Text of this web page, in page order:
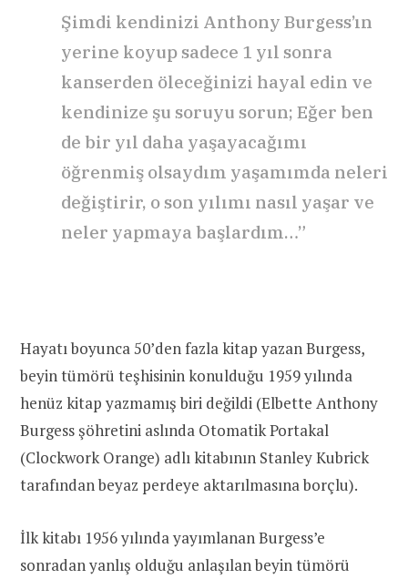
Şimdi kendinizi Anthony Burgess’ın
yerine koyup sadece 1 yıl sonra
kanserden öleceğinizi hayal edin ve
kendinize şu soruyu sorun; Eğer ben
de bir yıl daha yaşayacağımı
öğrenmiş olsaydım yaşamımda neleri
değiştirir, o son yılımı nasıl yaşar ve
neler yapmaya başlardım…”
Hayatı boyunca 50’den fazla kitap yazan Burgess,
beyin tümörü teşhisinin konulduğu 1959 yılında
henüz kitap yazmamış biri değildi (Elbette Anthony
Burgess şöhretini aslında Otomatik Portakal
(Clockwork Orange) adlı kitabının Stanley Kubrick
tarafından beyaz perdeye aktarılmasına borçlu).
İlk kitabı 1956 yılında yayımlanan Burgess’e
sonradan yanlış olduğu anlaşılan beyin tümörü